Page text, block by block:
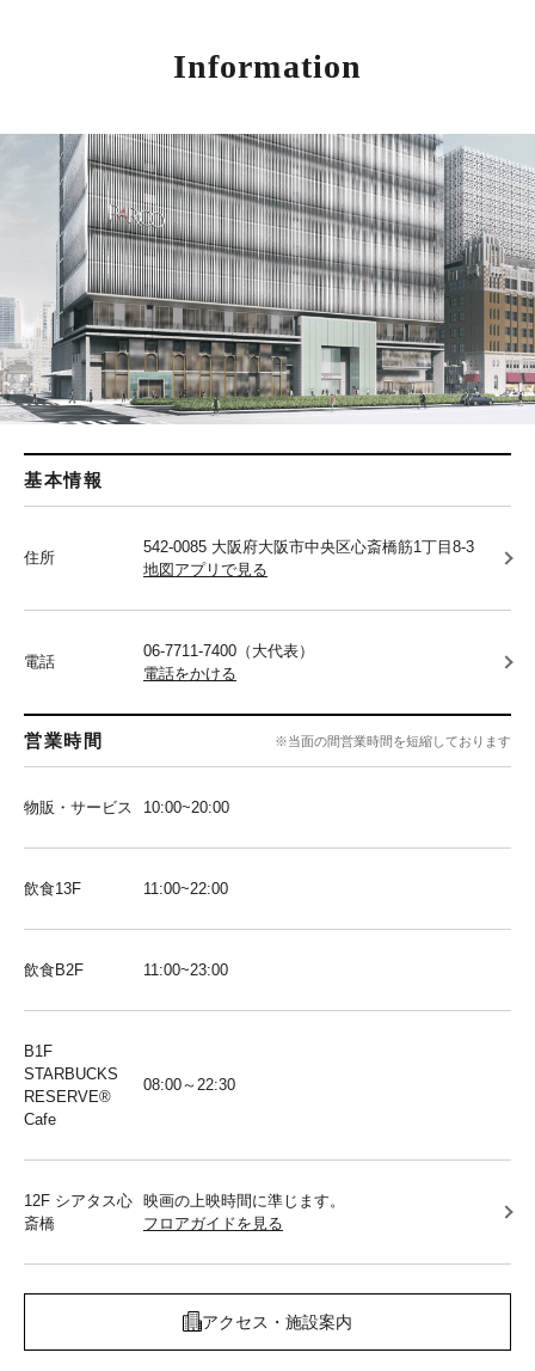
Information
基本情報
住所
542-0085 大阪府大阪市中央区心斎橋筋1丁目8-3
地図アプリで見る
電話
06-7711-7400（大代表）
電話をかける
営業時間 ※当面の間営業時間を短縮しております
物販・サービス 10:00~20:00
飲食13F 11:00~22:00
飲食B2F 11:00~23:00
B1F
STARBUCKS
RESERVE®︎
Cafe
08:00～22:30
12F シアタス心
斎橋
映画の上映時間に準じます。
フロアガイドを見る
アクセス・施設案内